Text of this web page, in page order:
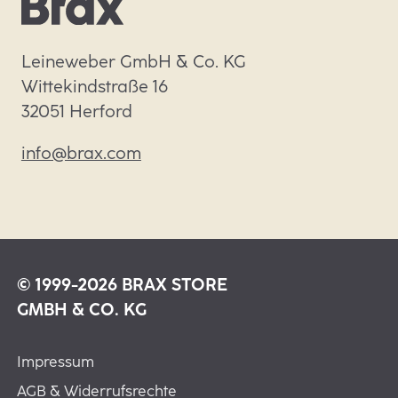
Leineweber GmbH & Co. KG
Wittekindstraße 16
32051 Herford
info@brax.com
© 1999-2026 BRAX STORE
GMBH & CO. KG
Impressum
AGB & Widerrufsrechte